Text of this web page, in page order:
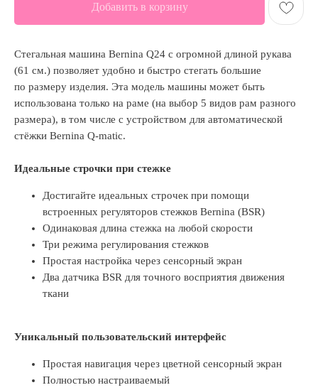
Добавить в корзину
Стегальная машина Bernina Q24 с огромной длиной рукава
(61 см.) позволяет удобно и быстро стегать большие
по размеру изделия. Эта модель машины может быть
использована только на раме (на выбор 5 видов рам разного
размера), в том числе с устройством для автоматической
стёжки Bernina Q-matic.
Идеальные строчки при стежке
Достигайте идеальных строчек при помощи
встроенных регуляторов стежков Bernina (BSR)
Одинаковая длина стежка на любой скорости
Три режима регулирования стежков
Простая настройка через сенсорный экран
Два датчика BSR для точного восприятия движения
ткани
Уникальный пользовательский интерфейс
Простая навигация через цветной сенсорный экран
Полностью настраиваемый